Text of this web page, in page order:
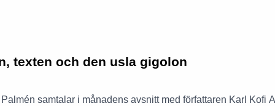
texten och den usla gigolon
samtalar i månadens avsnitt med författaren Karl Kofi